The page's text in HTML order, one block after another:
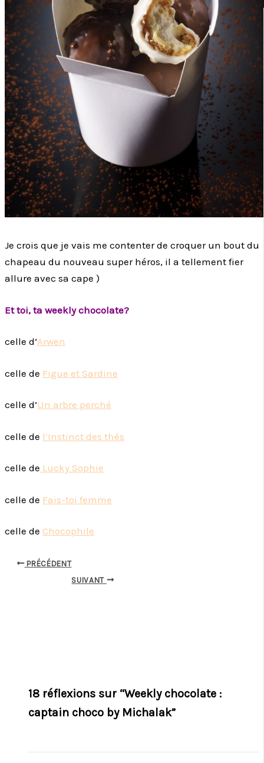
Je crois que je vais me contenter de croquer un bout du
chapeau du nouveau super héros, il a tellement fier
allure avec sa cape )
Et toi, ta weekly chocolate?
celle d’Arwen
celle de Figue et Sardine
celle d’Un arbre perché
celle de l’Instinct des thés
celle de Lucky Sophie
celle de Fais-toi femme
celle de Chocophile
PRÉCÉDENT
SUIVANT
18 réflexions sur “Weekly chocolate :
captain choco by Michalak”